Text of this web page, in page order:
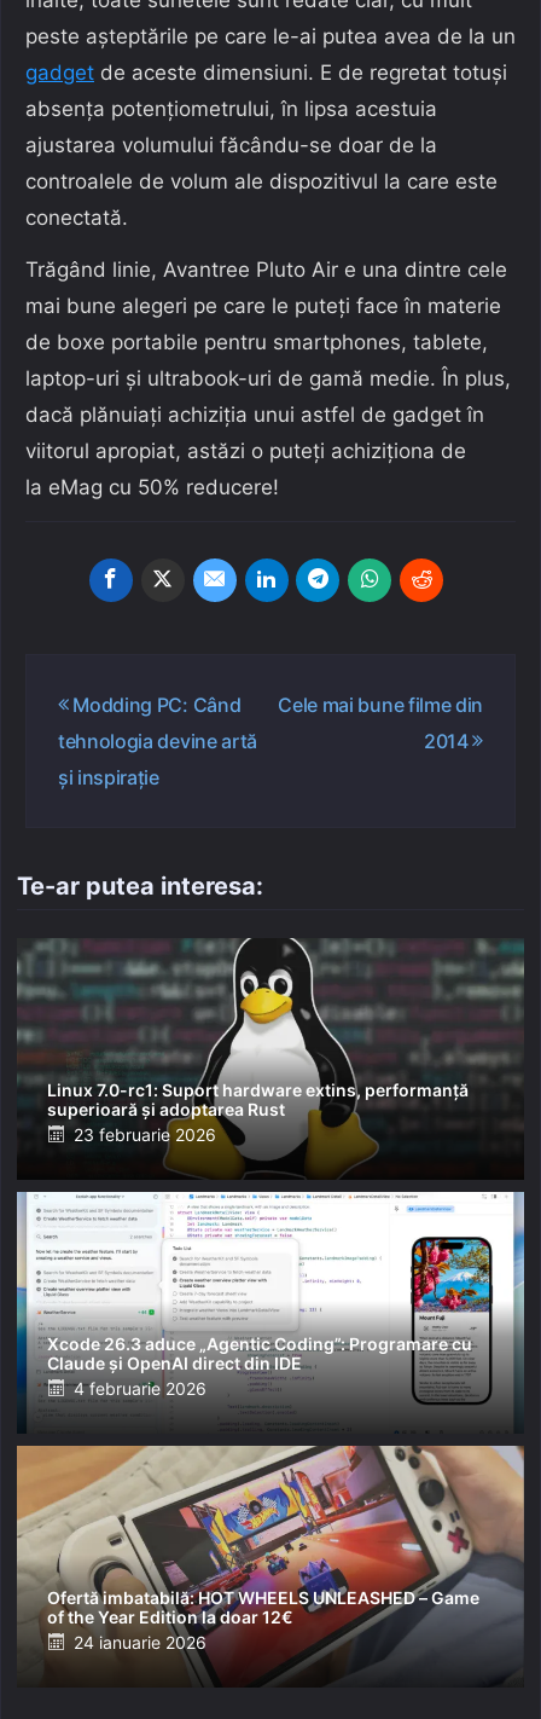
peste așteptările pe care le-ai putea avea de la un
gadget de aceste dimensiuni. E de regretat totuși
absența potențiometrului, în lipsa acestuia
ajustarea volumului făcându-se doar de la
controalele de volum ale dispozitivul la care este
conectată.
Trăgând linie, Avantree Pluto Air e una dintre cele
mai bune alegeri pe care le puteți face în materie
de boxe portabile pentru smartphones, tablete,
laptop-uri și ultrabook-uri de gamă medie. În plus,
dacă plănuiați achiziția unui astfel de gadget în
viitorul apropiat, astăzi o puteți achiziționa de
la eMag cu 50% reducere!
Navigare
articole
Modding PC: Când
tehnologia devine artă
și inspirație
Cele mai bune filme din
2014
Te-ar putea interesa:
Linux 7.0-rc1: Suport hardware extins, performanță
superioară și adoptarea Rust
Posted
23 februarie 2026
Xcode 26.3 aduce „Agentic Coding”: Programare cu
Claude și OpenAI direct din IDE
Posted
4 februarie 2026
Ofertă imbatabilă: HOT WHEELS UNLEASHED – Game
of the Year Edition la doar 12€
Posted
24 ianuarie 2026